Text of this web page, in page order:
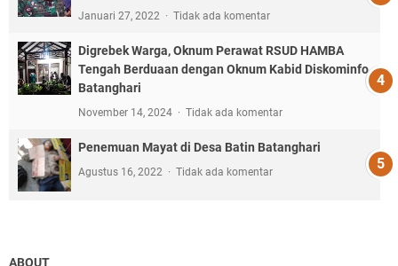
Januari 27, 2022 Tidak ada komentar
Digrebek Warga, Oknum Perawat RSUD HAMBA
Tengah Berduaan dengan Oknum Kabid Diskominfo
Batanghari
November 14, 2024 Tidak ada komentar
Penemuan Mayat di Desa Batin Batanghari
Agustus 16, 2022 Tidak ada komentar
ABOUT